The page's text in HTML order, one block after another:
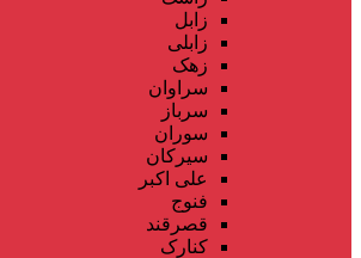
زابل
زابلی
زهک
سراوان
سرباز
سوران
سیرکان
علی اکبر
فنوج
قصرقند
کنارک